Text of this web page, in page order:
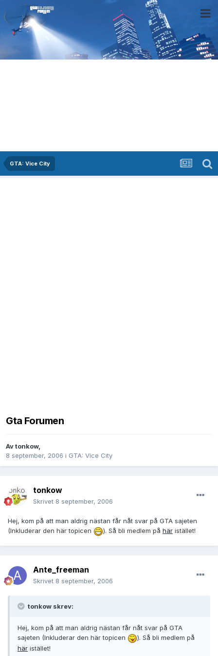
GTA: Vice City
Gta Forumen
Avtonkow,
8 september, 2006 i GTA: Vice City
tonkow
Skrivet 8 september, 2006
Hej, kom på att man aldrig nästan får nåt svar på GTA sajeten
(Inkluderar den här topicen
). Så bli medlem på här istället!
Ante_freeman
Skrivet 8 september, 2006
tonkow skrev:
Hej, kom på att man aldrig nästan får nåt svar på GTA
sajeten (Inkluderar den här topicen
). Så bli medlem på
här istället!